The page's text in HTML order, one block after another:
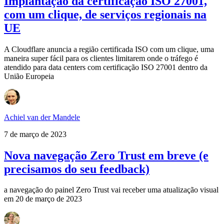
com um clique, de serviços regionais na
UE
A Cloudflare anuncia a região certificada ISO com um clique, uma
maneira super fácil para os clientes limitarem onde o tráfego é
atendido para data centers com certificação ISO 27001 dentro da
União Europeia
Achiel van der Mandele
7 de março de 2023
Nova navegação Zero Trust em breve (e
precisamos do seu feedback)
a navegação do painel Zero Trust vai receber uma atualização visual
em 20 de março de 2023